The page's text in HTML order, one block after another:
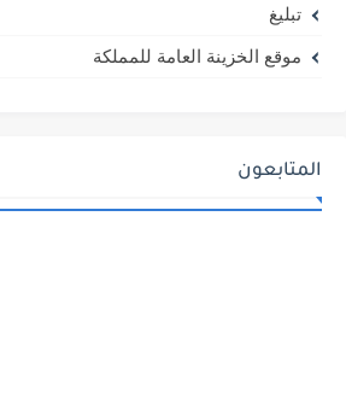
تبليغ
موقع الخزينة العامة للمملكة
المتابعون